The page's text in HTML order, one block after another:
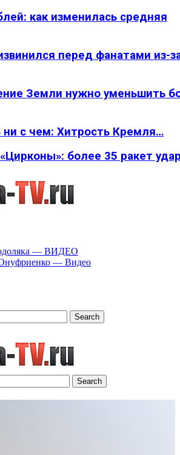
как изменилась средняя
перед фанатами из-
Земли нужно уменьшить
ни с чем: Хитрость Кремля…
более 35 ракет
— ВИДЕО
— Видео
Search
Search